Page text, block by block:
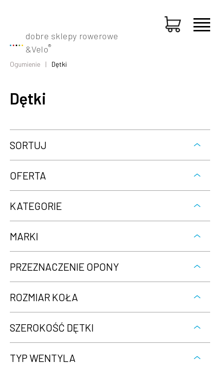
dobre sklepy rowerowe
&Velo®
Ogumienie Dętki
Dętki
SORTUJ
OFERTA
KATEGORIE
MARKI
PRZEZNACZENIE OPONY
ROZMIAR KOŁA
SZEROKOŚĆ DĘTKI
TYP WENTYLA